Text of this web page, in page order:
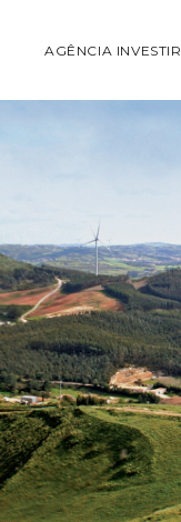
AGÊNCIA INVESTIR